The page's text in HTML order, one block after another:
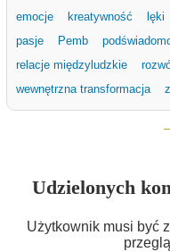
emocje kreatywność lęki
pasje
Pemb
relacje międzyludzkie
wewnętrzna transformacja
Udzielonych
Użytkownik musi być